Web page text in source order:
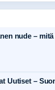
nude –
Uutiset –